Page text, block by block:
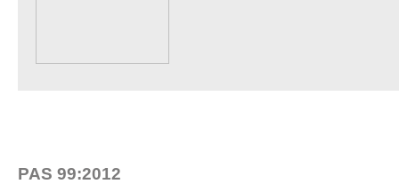
PAS 99:2012